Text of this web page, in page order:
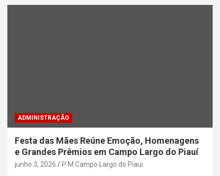
ADMINISTRAÇÃO
Festa das Mães Reúne Emoção, Homenagens
e Grandes Prêmios em Campo Largo do Piauí
junho 3, 2026 P M Campo Largo do Piaui